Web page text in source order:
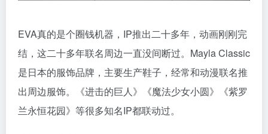
EVA真的是个圈钱机器，IP推出二十多年，动画刚刚完
结，这二十多年联名周边一直没间断过。Mayla Classic
是日本的服饰品牌，主要生产鞋子，经常和动漫联名推
出周边服饰。《进击的巨人》《魔法少女小圆》《紫罗
兰永恒花园》等很多知名IP都联动过。